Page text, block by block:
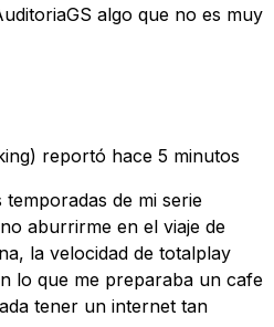
algo que no es muy
reportó hace 5 minutos
de mi serie
aburrirme en el viaje de
la velocidad de totalplay
lo que me preparaba un cafe
tener un internet tan